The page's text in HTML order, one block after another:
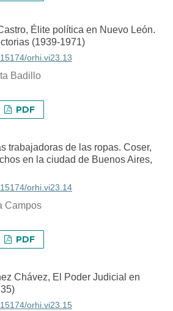
Élite política en Nuevo León.
(1939-1971)
orhi.vi23.13
Badillo
PDF
trabajadoras de las ropas. Coser,
en la ciudad de Buenos Aires,
orhi.vi23.14
Campos
PDF
Chávez, El Poder Judicial en
orhi.vi23.15